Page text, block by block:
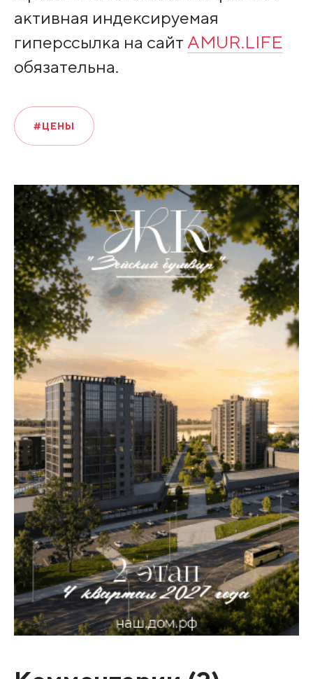
активная индексируемая
гиперссылка на сайт AMUR.LIFE
обязательна.
#ЦЕНЫ